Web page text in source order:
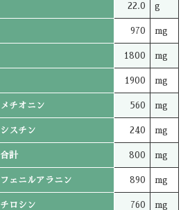
22.0 g
970 mg
1800 mg
1900 mg
メチオニン 560 mg
シスチン 240 mg
合計 800 mg
フェニルアラニン 890 mg
チロシン 760 mg